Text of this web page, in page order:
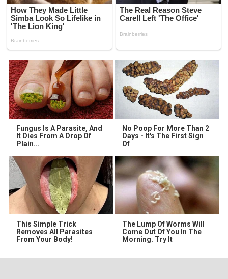
Fungus Is A Parasite, And
It Dies From A Drop Of
Plain...
No Poop For More Than 2
Days - It's The First Sign
Of
This Simple Trick
Removes All Parasites
From Your Body!
The Lump Of Worms Will
Come Out Of You In The
Morning. Try It